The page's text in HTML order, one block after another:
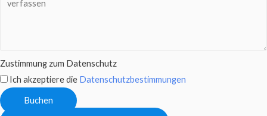
Zustimmung zum Datenschutz
Ich akzeptiere die Datenschutzbestimmungen
Buchen